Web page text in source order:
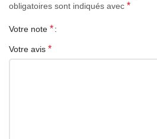
obligatoires sont indiqués avec *
Votre note *
Votre avis *